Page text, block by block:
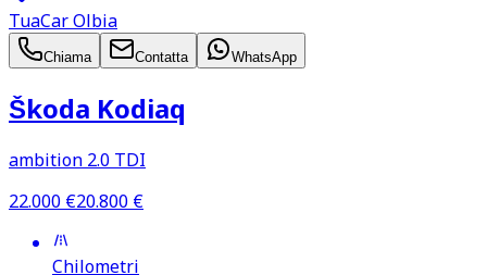
TuaCar Olbia
Chiama Contatta WhatsApp
Škoda Kodiaq
ambition 2.0 TDI
22.000 €20.800 €
Chilometri